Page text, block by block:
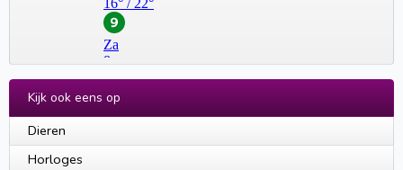
Kijk ook eens op
Dieren
Horloges